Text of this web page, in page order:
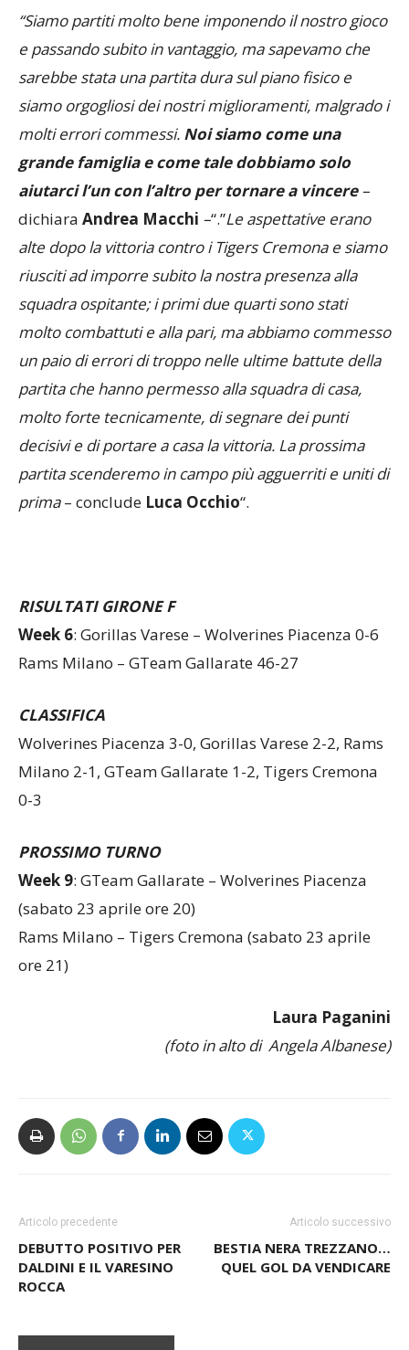
27.
“Siamo partiti molto bene imponendo il nostro gioco
e passando subito in vantaggio, ma sapevamo che
sarebbe stata una partita dura sul piano fisico e
siamo orgogliosi dei nostri miglioramenti, malgrado i
molti errori commessi.Noi siamo come una
grande famiglia e come tale dobbiamo solo
aiutarci l’un con l’altro per tornare a vincere–
dichiaraAndrea Macchi–“.”Le aspettative erano
alte dopo la vittoria contro i Tigers Cremona e siamo
riusciti ad imporre subito la nostra presenza alla
squadra ospitante; i primi due quarti sono stati
molto combattuti e alla pari, ma abbiamo commesso
un paio di errori di troppo nelle ultime battute della
partita che hanno permesso alla squadra di casa,
molto forte tecnicamente, di segnare dei punti
decisivi e di portare a casa la vittoria. La prossima
partita scenderemo in campo più agguerriti e uniti di
RISULTATI GIRONE F
Week 6: Gorillas Varese – Wolverines Piacenza 0-6
CLASSIFICA
Wolverines Piacenza 3-0, Gorillas Varese 2-2, Rams
Milano 2-1, GTeam Gallarate 1-2, Tigers Cremona
PROSSIMO TURNO
Week 9 : GTeam Gallarate – Wolverines Piacenza
(sabato 23 aprile ore 20)
Rams Milano – Tigers Cremona (sabato 23 aprile
Laura Paganini
Articolo precedente
DEBUTTO POSITIVO PER
Articolo successivo
BESTIA NERA TREZZANO…